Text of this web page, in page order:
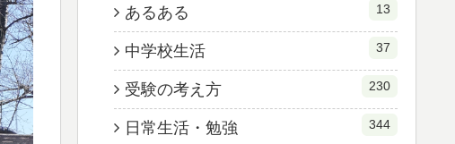
あるある 13
中学校生活 37
受験の考え方 230
日常生活・勉強 344